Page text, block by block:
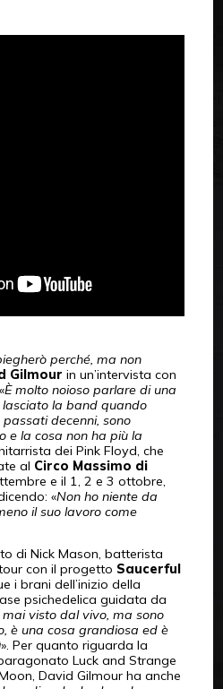
perché, ma non
Gilmour in un’intervista con
È molto noioso parlare di una
la band quando
decenni, sono
e la cosa non ha più la
dei Pink Floyd, che
al Circo Massimo di
e il 1, 2 e 3 ottobre,
«Non ho niente da
il suo lavoro come
di Nick Mason, batterista
con il progetto Saucerful
i brani dell’inizio della
psichedelica guidata da
mai visto dal vivo, ma sono
è una cosa grandiosa ed è
». Per quanto riguarda la
Luck and Strange
David Gilmour ha anche